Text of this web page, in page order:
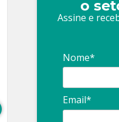
o
Assine e
Nome*
Email*